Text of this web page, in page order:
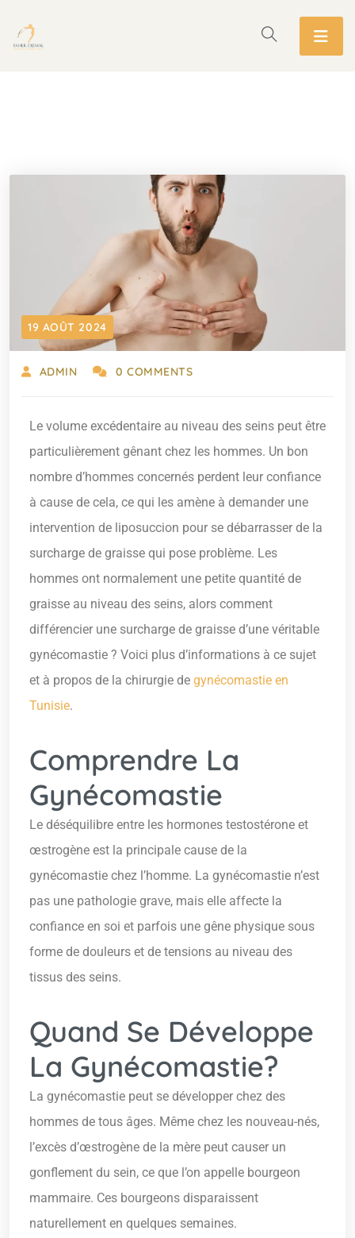
19 AOÛT 2024
ADMIN 0 COMMENTS
Le volume excédentaire au niveau des seins peut être
particulièrement gênant chez les hommes. Un bon
nombre d’hommes concernés perdent leur confiance
à cause de cela, ce qui les amène à demander une
intervention de liposuccion pour se débarrasser de la
surcharge de graisse qui pose problème. Les
hommes ont normalement une petite quantité de
graisse au niveau des seins, alors comment
différencier une surcharge de graisse d’une véritable
gynécomastie ? Voici plus d’informations à ce sujet
et à propos de la chirurgie de gynécomastie en
Tunisie.
Comprendre La
Gynécomastie
Le déséquilibre entre les hormones testostérone et
œstrogène est la principale cause de la
gynécomastie chez l’homme. La gynécomastie n’est
pas une pathologie grave, mais elle affecte la
confiance en soi et parfois une gêne physique sous
forme de douleurs et de tensions au niveau des
tissus des seins.
Quand Se Développe
La Gynécomastie?
La gynécomastie peut se développer chez des
hommes de tous âges. Même chez les nouveau-nés,
l’excès d’œstrogène de la mère peut causer un
gonflement du sein, ce que l’on appelle bourgeon
mammaire. Ces bourgeons disparaissent
naturellement en quelques semaines.